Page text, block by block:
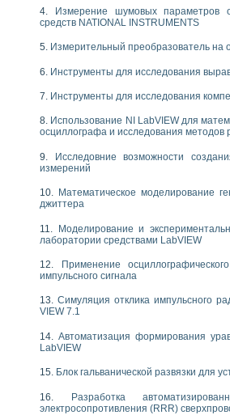
эффективности систем управления в
стенды
стенда по измерению профиля зеркальной
комплексы для вузов, осуществляющих
нелинейных резистивных цепей
WORKBENCH-MULTISIM для
дисциплине «Цифровые вычислительные
ИНС на основе LabVIEW
для создания лабораторного практикума
«Изучение магнитных свойств
интерфейсов обмена по протоколам RS232
адиабатического расширения газов
результатов измерительного экспримента
Назначение. Состав. Возможности
INSTRUMENTS для создания систем
и корреляционный анализ"
принципа действия универсального
для изучения технологии
LabVIEW
для исследования АЧХ и ФЧХ активных
Измерение шумовых параметров
средств NATIONAL INSTRUMENTS
Измерительный преобразователь на
Инструменты для исследования
Инструменты для исследования
Использование NI LabVIEW для
осциллографа и исследования методов
Исследовние возможности
измерений
Математическое моделирование
джиттера
Моделирование и
лаборатории средствами LabVIEW
Применение
импульсного сигнала
Симуляция отклика импульсного
VIEW 7.1
Автоматизация формирования
LabVIEW
Блок гальванической развязки для
Разработка
электросопротивления (RRR)